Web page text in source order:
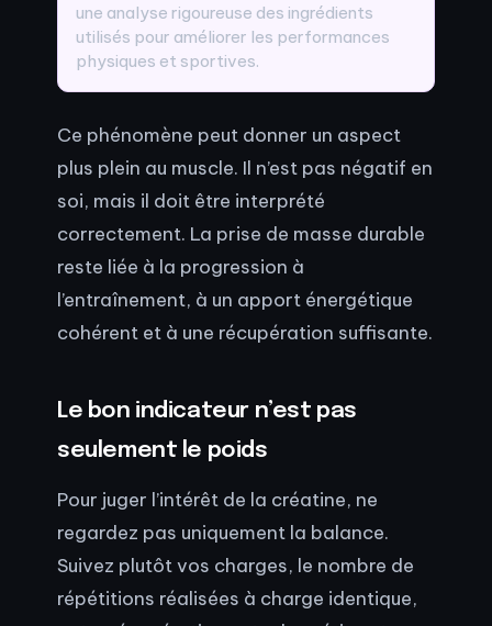
une analyse rigoureuse des ingrédients
utilisés pour améliorer les performances
physiques et sportives.
Ce phénomène peut donner un aspect
plus plein au muscle. Il n’est pas négatif en
soi, mais il doit être interprété
correctement. La prise de masse durable
reste liée à la progression à
l’entraînement, à un apport énergétique
cohérent et à une récupération suffisante.
Le bon indicateur n’est pas
seulement le poids
Pour juger l’intérêt de la créatine, ne
regardez pas uniquement la balance.
Suivez plutôt vos charges, le nombre de
répétitions réalisées à charge identique,